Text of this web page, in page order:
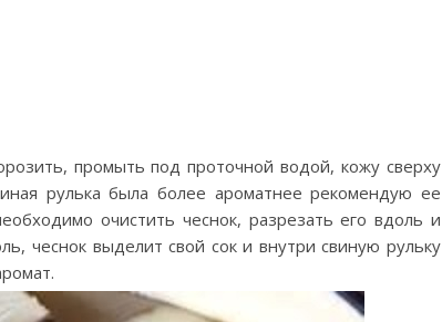
промыть под проточной водой, кожу сверху
рулька была более ароматнее рекомендую ее
очистить чеснок, разрезать его вдоль и
чеснок выделит свой сок и внутри свиную рульку